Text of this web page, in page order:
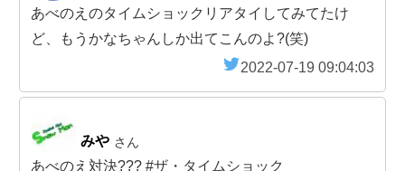
あべのえのタイムショックリアタイしてみてたけ
ど、もうかなちゃんしか出てこんのよ?(笑)
2022-07-19 09:04:03
みや さん
あべのえ対決??? #ザ・タイムショック